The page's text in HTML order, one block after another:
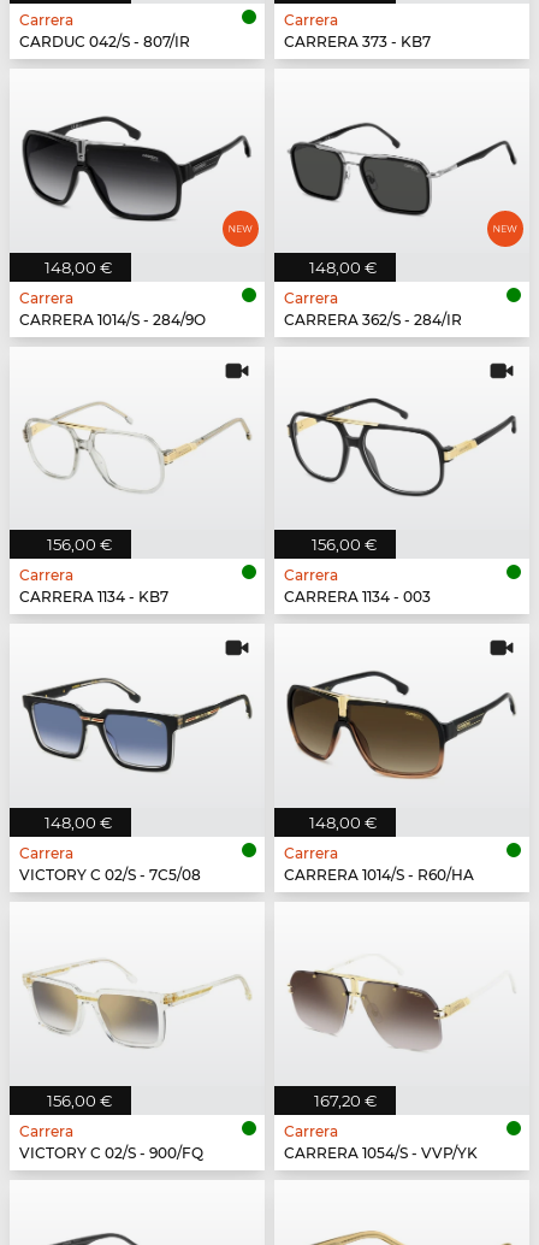
Carrera
CARDUC 042/S - 807/IR
Carrera
CARRERA 373 - KB7
148,00 €
Carrera
CARRERA 1014/S - 284/9O
148,00 €
Carrera
CARRERA 362/S - 284/IR
156,00 €
Carrera
CARRERA 1134 - KB7
156,00 €
Carrera
CARRERA 1134 - 003
148,00 €
Carrera
VICTORY C 02/S - 7C5/08
148,00 €
Carrera
CARRERA 1014/S - R60/HA
156,00 €
Carrera
VICTORY C 02/S - 900/FQ
167,20 €
Carrera
CARRERA 1054/S - VVP/YK